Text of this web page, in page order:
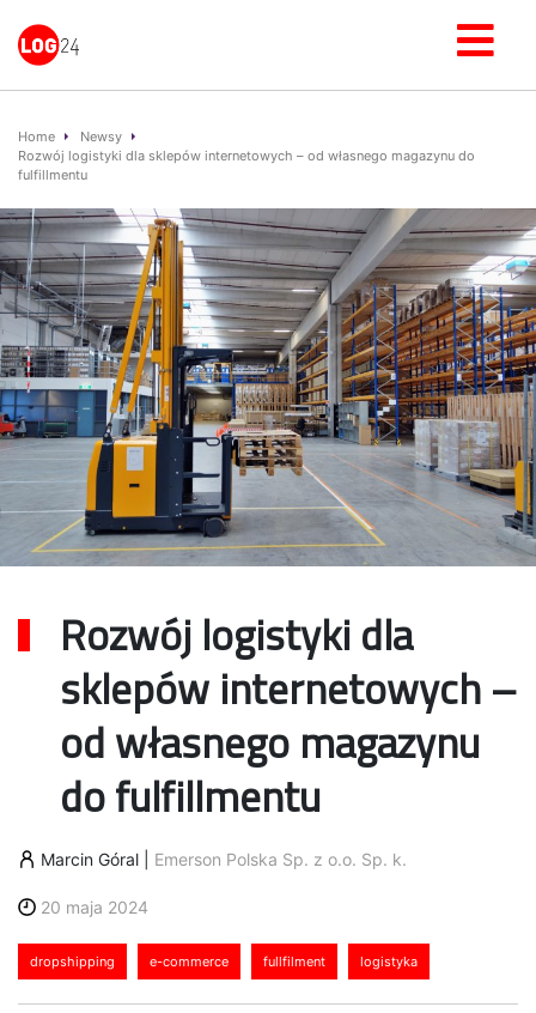
Home
Newsy
Rozwój logistyki dla sklepów internetowych – od własnego magazynu do
fulfillmentu
Rozwój logistyki dla
sklepów internetowych –
od własnego magazynu
do fulfillmentu
Marcin Góral Emerson Polska Sp. z o.o. Sp. k.
20 maja 2024
dropshipping e-commerce fullfilment logistyka